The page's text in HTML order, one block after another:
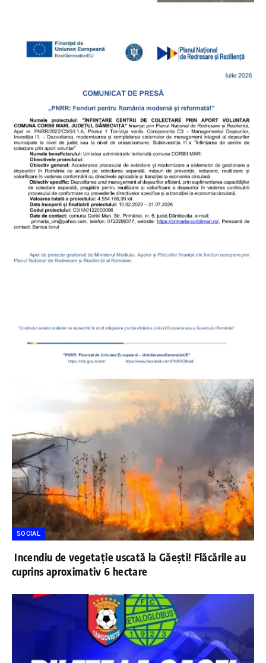
SOCIAL
Incendiu de vegetație uscată la Găești! Flăcările au
cuprins aproximativ 6 hectare